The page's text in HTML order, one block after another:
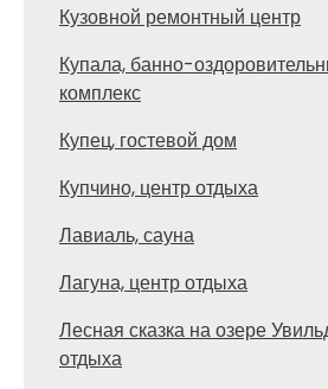
Кузовной ремонтный центр
Купала, банно-
комплекс
Купец, гостевой дом
Купчино, центр отдыха
Лавиаль, сауна
Лагуна, центр отдыха
Лесная сказка на озере
отдыха